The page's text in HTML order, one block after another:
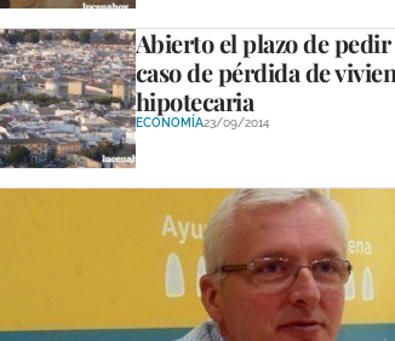
Abierto el plazo de
caso de pérdida de
hipotecaria
ECONOMÍA23/09/2014